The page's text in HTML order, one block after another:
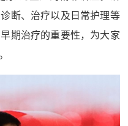
断、治疗以及日常护理等
期治疗的重要性，为大家